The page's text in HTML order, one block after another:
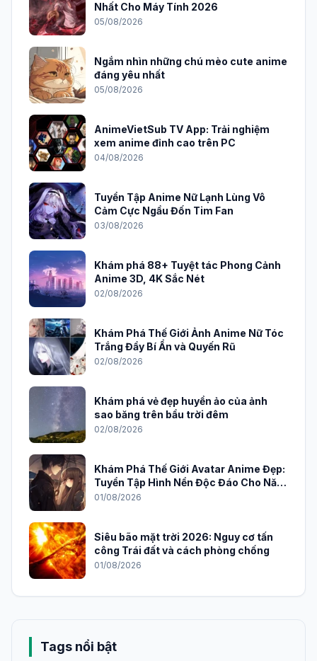
Nhất Cho Máy Tính 2026
05/08/2026
Ngắm nhìn những chú mèo cute anime
đáng yêu nhất
05/08/2026
AnimeVietSub TV App: Trải nghiệm
xem anime đỉnh cao trên PC
04/08/2026
Tuyển Tập Anime Nữ Lạnh Lùng Vô
Cảm Cực Ngầu Đốn Tim Fan
03/08/2026
Khám phá 88+ Tuyệt tác Phong Cảnh
Anime 3D, 4K Sắc Nét
02/08/2026
Khám Phá Thế Giới Ảnh Anime Nữ Tóc
Trắng Đầy Bí Ẩn và Quyến Rũ
02/08/2026
Khám phá vẻ đẹp huyền ảo của ảnh
sao băng trên bầu trời đêm
02/08/2026
Khám Phá Thế Giới Avatar Anime Đẹp:
Tuyển Tập Hình Nền Độc Đáo Cho Năm
2026
01/08/2026
Siêu bão mặt trời 2026: Nguy cơ tấn
công Trái đất và cách phòng chống
01/08/2026
Tags nổi bật